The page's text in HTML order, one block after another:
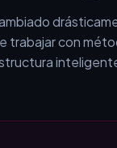
trabajar con